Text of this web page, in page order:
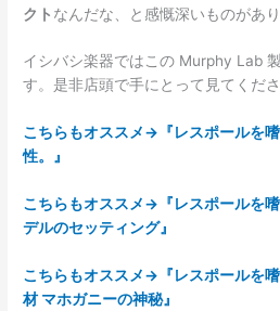
クト なんだな、と感慨深いものがあり
イシバシ楽器ではこの Murphy Lab
す。是非店頭で手にとって見てくださ
こちらもオススメ→『レスポールを
性。』
こちらもオススメ→『レスポールを
デルのセッティング』
こちらもオススメ→『レスポールを
材 マホガニーの神秘』